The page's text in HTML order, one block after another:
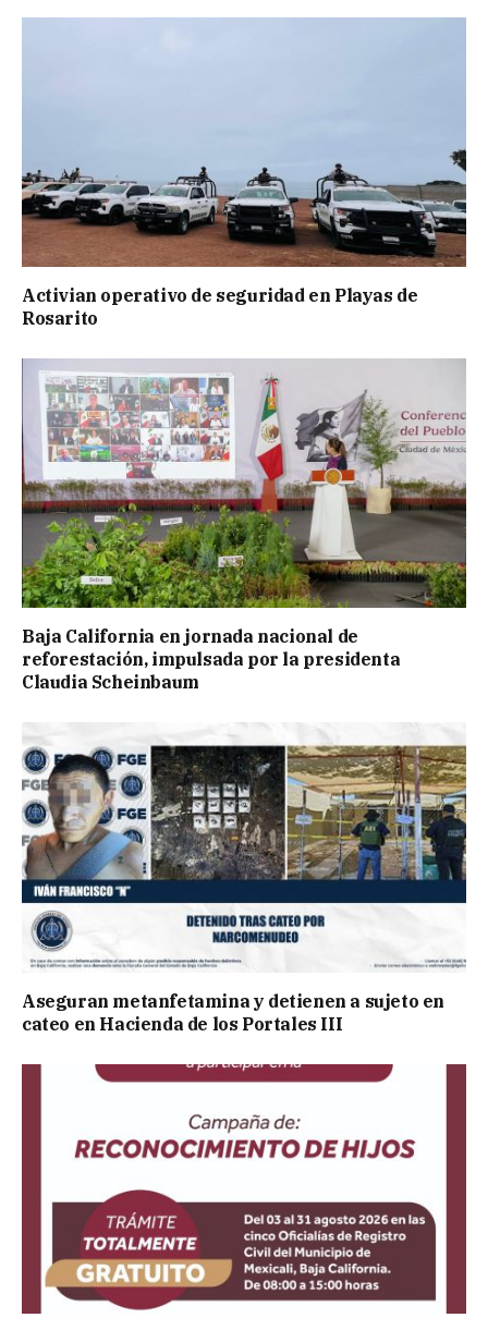
Activian operativo de seguridad en Playas de
Rosarito
Baja California en jornada nacional de
reforestación, impulsada por la presidenta
Claudia Scheinbaum
Aseguran metanfetamina y detienen a sujeto en
cateo en Hacienda de los Portales III